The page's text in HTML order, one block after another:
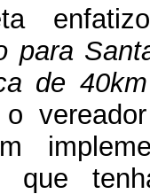
para
de
que